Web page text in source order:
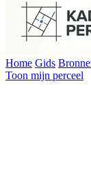
Home Gids
Toon mijn perceel